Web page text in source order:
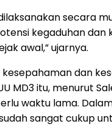
secara
kegaduhan dan
awal,” ujarnya.
kesepahaman dan
MD3 itu, menurut
waktu lama.
sangat cukup